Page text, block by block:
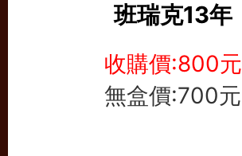
班瑞克13年
收購價:800元
無盒價:700元